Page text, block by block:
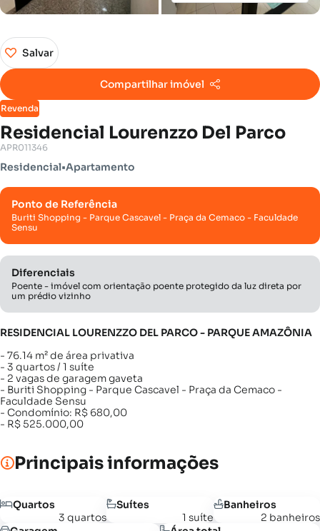
Revenda
Residencial Lourenzzo Del Parco
Salvar
Compartilhar imóvel
APR011346
Residencial•Apartamento
Ponto de Referência
Buriti Shopping - Parque Cascavel - Praça da Cemaco - Faculdade
Sensu
Diferenciais
Poente - imóvel com orientação poente protegido da luz direta por
um prédio vizinho
RESIDENCIAL LOURENZZO DEL PARCO - PARQUE AMAZÔNIA
- 76.14 m² de área privativa
- 3 quartos / 1 suíte
- 2 vagas de garagem gaveta
- Buriti Shopping - Parque Cascavel - Praça da Cemaco -
Faculdade Sensu
- Condomínio: R$ 680,00
- R$ 525.000,00
Principais informações
Quartos
3 quartos
Suítes
1 suíte
Banheiros
2 banheiros